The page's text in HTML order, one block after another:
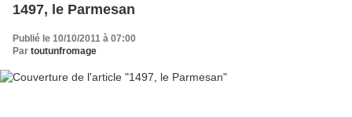
1497, le Parmesan
Publié le 10/10/2011 à 07:00
Par toutunfromage